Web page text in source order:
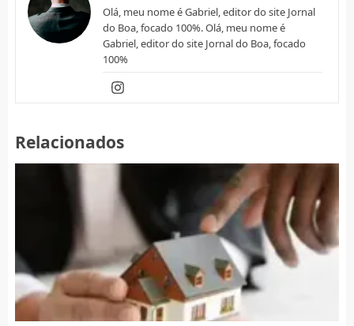
Olá, meu nome é Gabriel, editor do site Jornal
do Boa, focado 100%. Olá, meu nome é
Gabriel, editor do site Jornal do Boa, focado
100%
Relacionados